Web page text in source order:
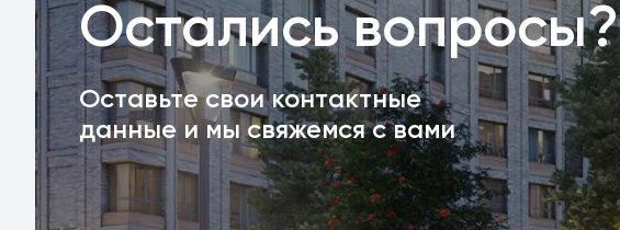
Остались вопросы?
Оставьте свои контактные
данные и мы свяжемся с вами